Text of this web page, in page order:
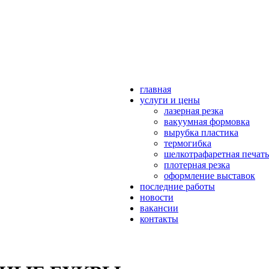
главная
услуги и цены
лазерная резка
вакуумная формовка
вырубка пластика
термогибка
шелкотрафаретная печать
плотерная резка
оформление выставок
последние работы
новости
вакансии
контакты